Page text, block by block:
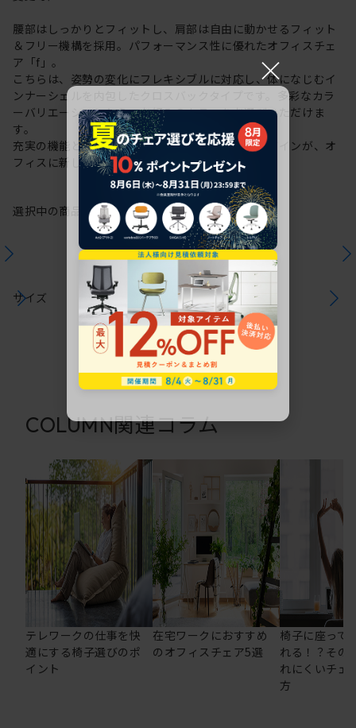
腰部はしっかりとフィットし、肩部は自由に動かせるフィット
＆フリー機構を採用。パフォーマンス性に優れたオフィスチェ
ア「f」。
こちらは、姿勢の変化にフレキシブルに対応し、体になじむイ
ンナーシェルを内包したクロスバックタイプです。多彩なカラ
ーバリエーションから、お好みのカラーをお選びいただけま
す。
充実の機能と一体となった透明感のある美しいデザインが、オ
フィスに新しい風を運びます。
選択中の商品情報保証注意事項
サイズ
COLUMN関連コラム
テレワークの仕事を快
適にする椅子選びのポ
イント
在宅ワークにおすすめ
のオフィスチェア5選
椅子に座って
れる！？その
れにくいチェ
方
×